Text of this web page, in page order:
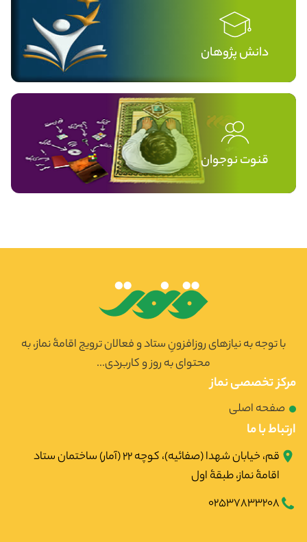
دانش پژوهان
قنوت نوجوان
با توجه به نیازهای روزافزونِ ستاد و فعالان ترویج اقامۀ نماز، به
محتوای به روز و کاربردی...
مرکز تخصصی نماز
صفحه اصلی
ارتباط با ما
قم، خیابان شهدا (صفائیه)، کوچه ۲۲ (آمار) ساختمان ستاد
اقامۀ نماز، طبقۀ اول
02537833208